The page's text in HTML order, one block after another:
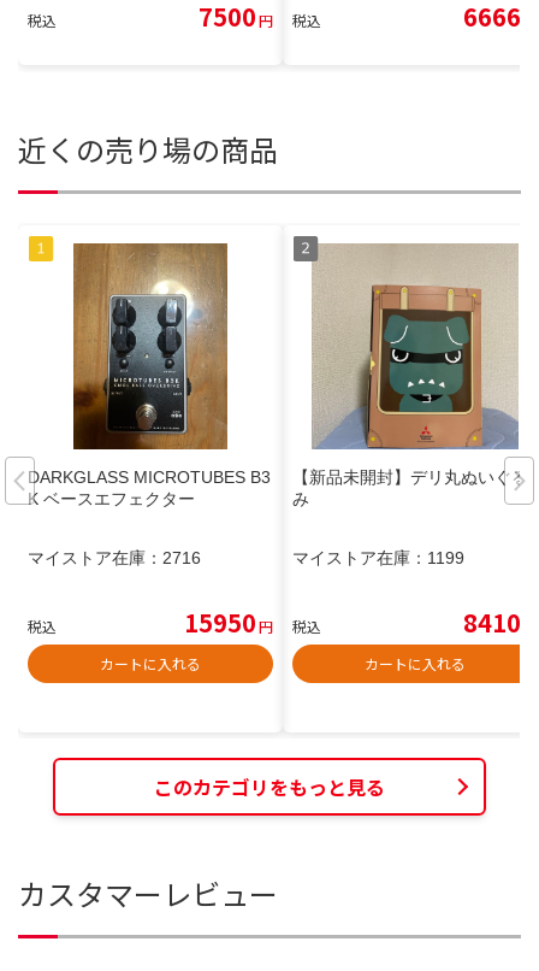
税込 7500円 税込 6666
近くの売り場の商品
DARKGLASS MICROTUBES B3
K ベースエフェクター
マイストア在庫： 2716
税込 15950円
カートに入れる
【新品未開封】デリ丸ぬいぐる
み
マイストア在庫： 1199
税込 8410
カートに入れる
このカテゴリをもっと見る
カスタマーレビュー